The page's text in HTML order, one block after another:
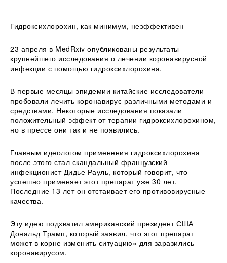
Гидроксихлорохин, как минимум, неэффективен
23 апреля в MedRxiv опубликованы результаты
крупнейшего исследования о лечении коронавирусной
инфекции с помощью гидроксихлорохина.
В первые месяцы эпидемии китайские исследователи
пробовали лечить коронавирус различными методами и
средствами. Некоторые исследования показали
положительный эффект от терапии гидроксихлорохином,
но в прессе они так и не появились.
Главным идеологом применения гидроксихлорохина
после этого стал скандальный французский
инфекционист Дидье Рауль, который говорит, что
успешно применяет этот препарат уже 30 лет.
Последние 13 лет он отстаивает его противовирусные
качества.
Эту идею подхватил американский президент США
Дональд Трамп, который заявил, что этот препарат
может в корне изменить ситуацию» для заразились
коронавирусом.